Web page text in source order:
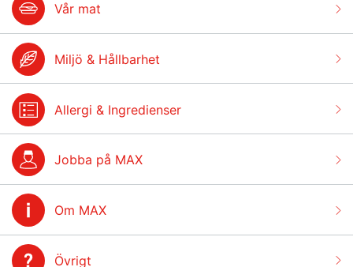
Vår mat
Miljö & Hållbarhet
Allergi & Ingredienser
Jobba på MAX
Om MAX
Övrigt